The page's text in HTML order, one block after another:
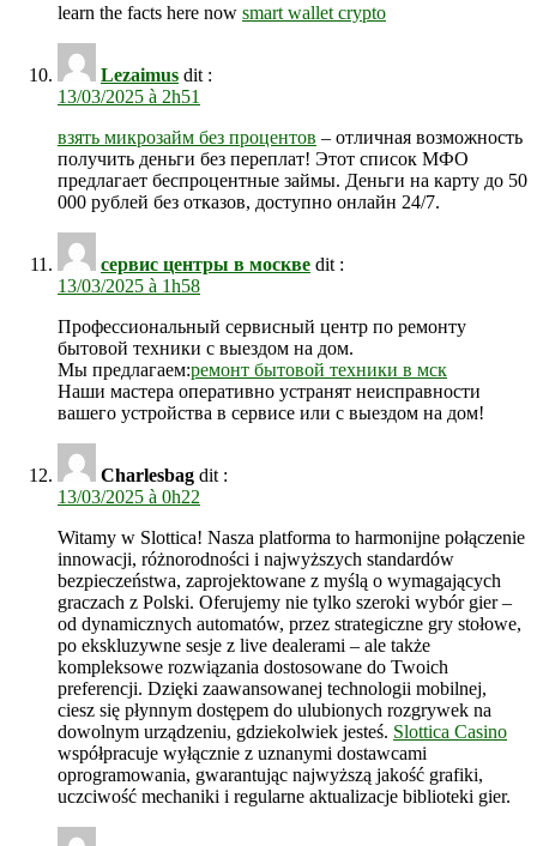
learn the facts here now smart wallet crypto
Lezaimus dit :
13/03/2025 à 2h51
взять микрозайм без процентов – отличная возможность
получить деньги без переплат! Этот список МФО
предлагает беспроцентные займы. Деньги на карту до 50
000 рублей без отказов, доступно онлайн 24/7.
сервис центры в москве dit :
13/03/2025 à 1h58
Профессиональный сервисный центр по ремонту
бытовой техники с выездом на дом.
Мы предлагаем:ремонт бытовой техники в мск
Наши мастера оперативно устранят неисправности
вашего устройства в сервисе или с выездом на дом!
Charlesbag dit :
13/03/2025 à 0h22
Witamy w Slottica! Nasza platforma to harmonijne połączenie
innowacji, różnorodności i najwyższych standardów
bezpieczeństwa, zaprojektowane z myślą o wymagających
graczach z Polski. Oferujemy nie tylko szeroki wybór gier –
od dynamicznych automatów, przez strategiczne gry stołowe,
po ekskluzywne sesje z live dealerami – ale także
kompleksowe rozwiązania dostosowane do Twoich
preferencji. Dzięki zaawansowanej technologii mobilnej,
ciesz się płynnym dostępem do ulubionych rozgrywek na
dowolnym urządzeniu, gdziekolwiek jesteś. Slottica Casino
współpracuje wyłącznie z uznanymi dostawcami
oprogramowania, gwarantując najwyższą jakość grafiki,
uczciwość mechaniki i regularne aktualizacje biblioteki gier.